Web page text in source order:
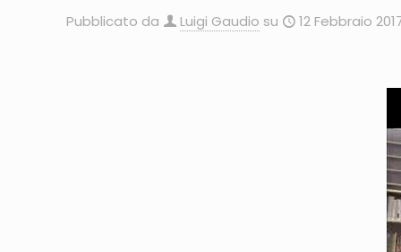
Pubblicato da Luigi Gaudio su 12 Febbraio